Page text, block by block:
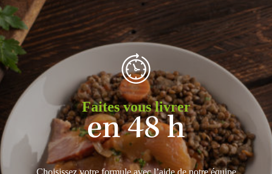
Faites vous livrer
en 48 h